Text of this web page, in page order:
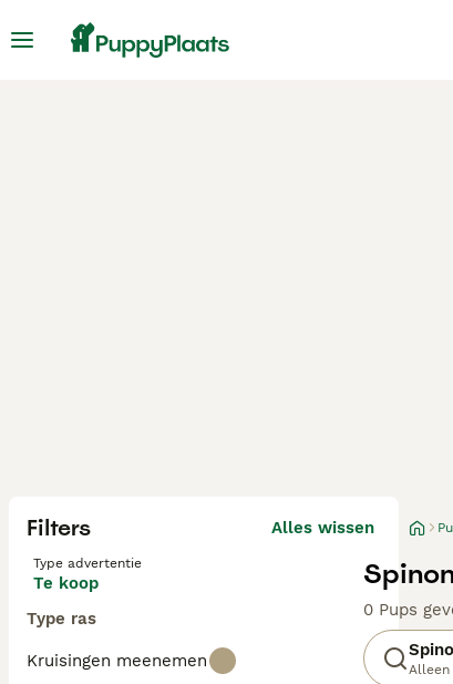
Filters Alles wissen
Type advertentie
Te koop
Type ras
Kruisingen meenemen
0 Pups
Alleen